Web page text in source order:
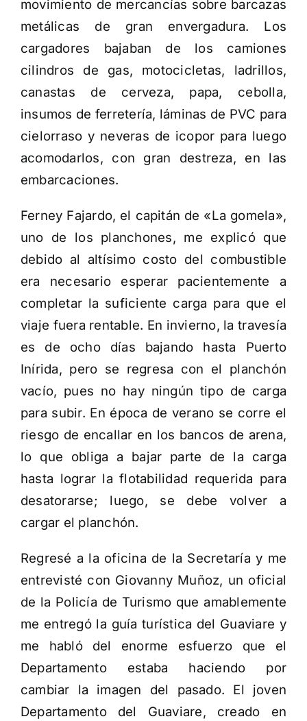
movimiento de mercancías sobre barcazas
metálicas de gran envergadura. Los
cargadores bajaban de los camiones
cilindros de gas, motocicletas, ladrillos,
canastas de cerveza, papa, cebolla,
insumos de ferretería, láminas de PVC para
cielorraso y neveras de icopor para luego
acomodarlos, con gran destreza, en las
embarcaciones.
Ferney Fajardo, el capitán de «La gomela»,
uno de los planchones, me explicó que
debido al altísimo costo del combustible
era necesario esperar pacientemente a
completar la suficiente carga para que el
viaje fuera rentable. En invierno, la travesía
es de ocho días bajando hasta Puerto
Inírida, pero se regresa con el planchón
vacío, pues no hay ningún tipo de carga
para subir. En época de verano se corre el
riesgo de encallar en los bancos de arena,
lo que obliga a bajar parte de la carga
hasta lograr la flotabilidad requerida para
desatorarse; luego, se debe volver a
cargar el planchón.
Regresé a la oficina de la Secretaría y me
entrevisté con Giovanny Muñoz, un oficial
de la Policía de Turismo que amablemente
me entregó la guía turística del Guaviare y
me habló del enorme esfuerzo que el
Departamento estaba haciendo por
cambiar la imagen del pasado. El joven
Departamento del Guaviare, creado en